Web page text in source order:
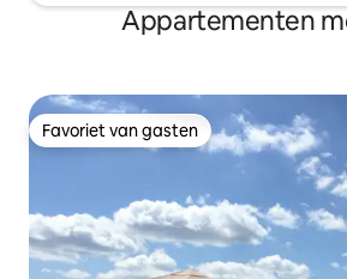
Appartementen
Favoriet van gasten
Favoriet van gasten